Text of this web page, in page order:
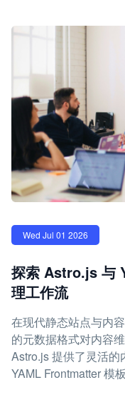
Wed Jul 01 2026
探索 Astro.js 与
理工作流
在现代静态站点与内
的元数据格式对内容
Astro.js 提供了灵活
YAML Frontmatter 模